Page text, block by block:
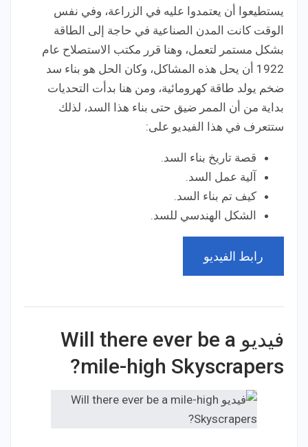
يستطيعوا أن يعتمدوا عليه في الزراعة، وفي نفس
الوقت كانت المدن الصناعية في حاجة إلى الطاقة
بشكل مستمر لتعمل، وهنا قرر مكتب الاستصلاح عام
1922 أن يحل هذه المشاكل، وكان الحل هو بناء سد
ضخم يولد طاقة كهرومائية، ومن هنا بدأت التحديات
بداية من أن الممر ضيق حتى بناء هذا السد، لذلك
ستتعرف في هذا الفيديو على:
قصة تاريخ بناء السد.
آلية عمل السد.
كيف تم بناء السد.
الشكل الهندسي للسد.
رابط الفيديو
فيديو Will there ever be a
mile-high Skyscrapers?